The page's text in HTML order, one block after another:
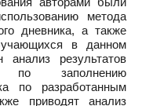
метода
дневника, а также
в данном
результатов
по заполнению
по разработанным
приводят анализ